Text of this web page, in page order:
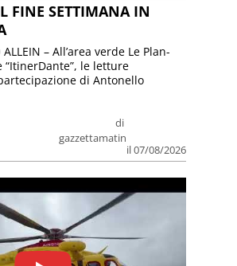
FINE SETTIMANA IN
di
gazzettamatin
il 07/08/2026
ALLEIN – All’area verde Le Plan-
“ItinerDante”, le letture
di Antonello